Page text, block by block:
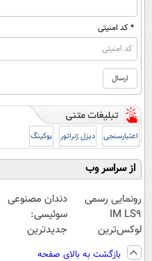
* کد امنیتی
اعتبارسنجی دیزل ژنراتور بوکینگ
از سراسر وب
رونمایی رسمی
IM LS9
لوکس‌ترین
EREV در ایران
دندان مصنوعی
سوئیسی:
جدیدترین
بازگشت به بالای صفحه